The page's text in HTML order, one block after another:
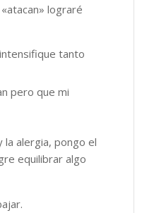
lograré
tanto
pero que mi
la alergia, pongo el
equilibrar algo